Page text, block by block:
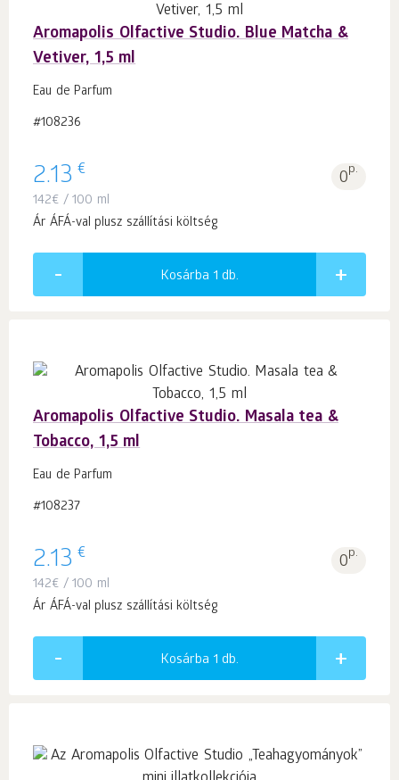
Aromapolis Olfactive Studio. Blue Matcha &
Vetiver, 1,5 ml
Eau de Parfum
#108236
2.13 € 0p.
142€ / 100 ml
Ár ÁFÁ-val plusz szállítási költség
Kosárba 1 db.
Aromapolis Olfactive Studio. Masala tea &
Tobacco, 1,5 ml
Eau de Parfum
#108237
2.13 € 0p.
142€ / 100 ml
Ár ÁFÁ-val plusz szállítási költség
Kosárba 1 db.